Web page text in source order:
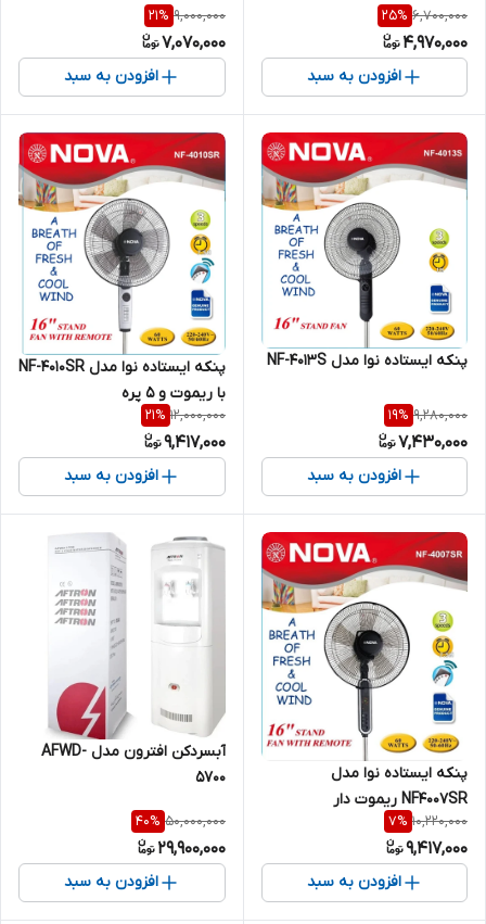
6,700,000
25%
4,970,000
افزودن به سبد
9,000,000
21%
7,070,000
افزودن به سبد
پنکه ایستاده نوا مدل NF-4013S
9,280,000
19%
7,430,000
افزودن به سبد
پنکه ایستاده نوا مدل NF-4010SR
با ریموت و ۵ پره
12,000,000
21%
9,417,000
افزودن به سبد
پنکه ایستاده نوا مدل
NF4007SR ریموت دار
10,220,000
7%
9,417,000
افزودن به سبد
آبسردکن افترون مدل AFWD-
5700
50,000,000
40%
29,900,000
افزودن به سبد